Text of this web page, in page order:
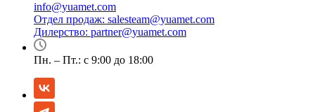
info@yuamet.com
Отдел продаж: salesteam@yuamet.com
Дилерство: partner@yuamet.com
Пн. – Пт.: с 9:00 до 18:00